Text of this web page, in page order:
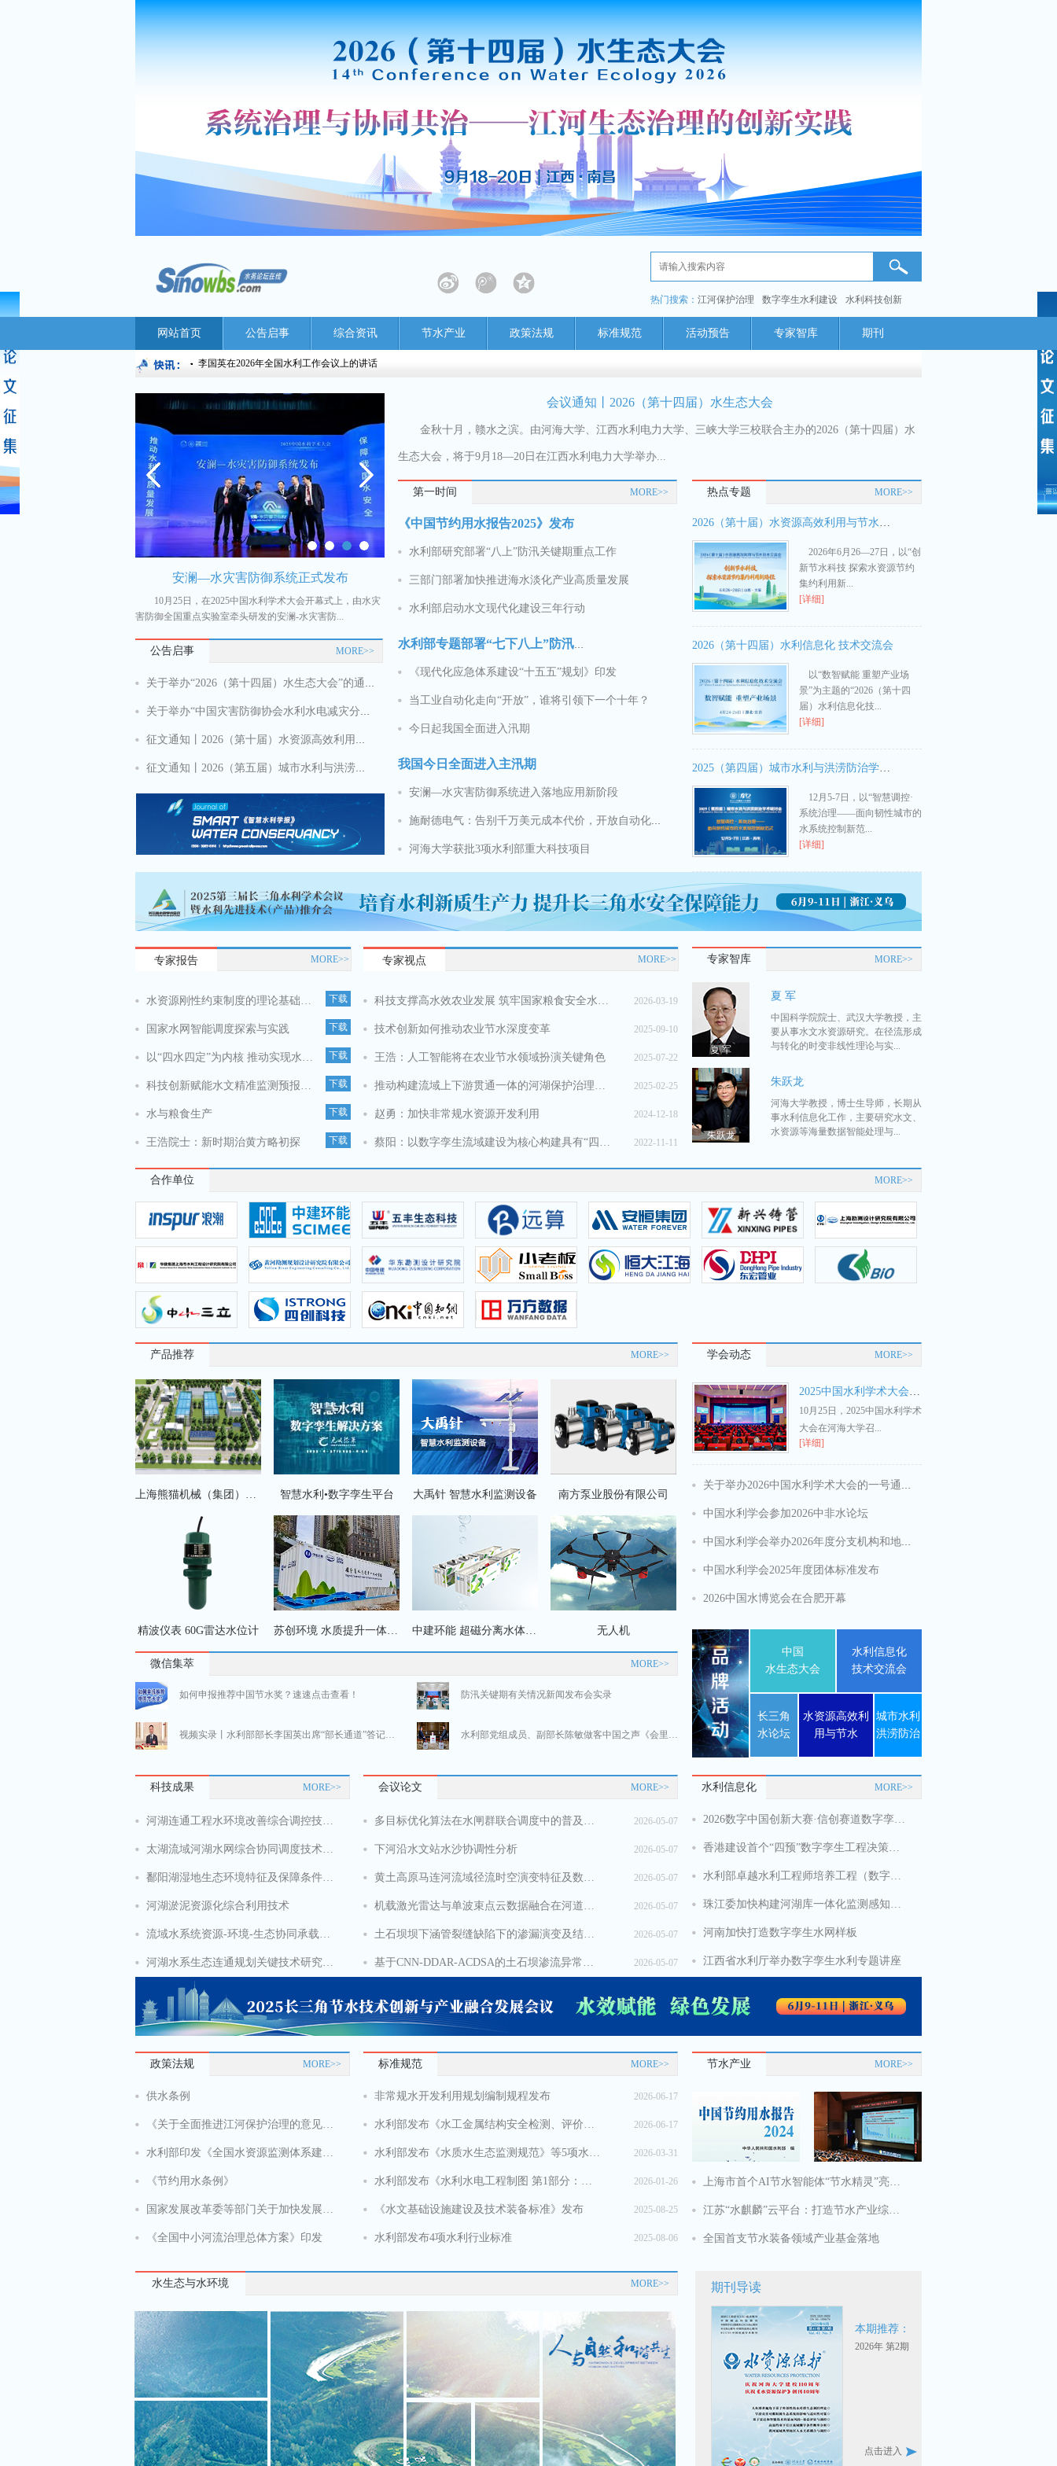
热门搜索： 江河保护治理 数字孪生水利建设 水利科技创新
网站首页 公告启事 综合资讯 节水产业 政策法规 标准规范 活动预告 专家智库 期刊
李国英在2026年全国水利工作会议上的讲话
安澜—水灾害防御系统正式发布
10月25日，在2025中国水利学术大会开幕式上，由水灾
害防御全国重点实验室牵头研发的安澜-水灾害防...
2025中国水利学术大会在河海大学召开
10月25日，2025中国水利学术大会在江苏南京召开。水
利部副部长刘冬顺出席开幕式并讲话，江苏省人民...
2026年全国水利工作会议
本站讯 1月5日至6日上午，全国水利工作会议在北京召
公告启事 MORE>>
关于举办“2026（第十四届）水生态大会”的通知
关于举办“中国灾害防御协会水利水电减灾分会成立大会暨水利水电灾害防御技术交流会”的通知
征文通知丨2026（第十届）水资源高效利用与节水技术交流会
征文通知丨2026（第五届）城市水利与洪涝防治学术交流会
会议通知丨2026（第十四届）水生态大会
金秋十月，赣水之滨。由河海大学、江西水利电力大学、三峡大学三校联合主办的2026（第十四届）水
生态大会，将于9月18—20日在江西水利电力大学举办...
第一时间 MORE>>
《中国节约用水报告2025》发布
水利部研究部署“八上”防汛关键期重点工作
三部门部署加快推进海水淡化产业高质量发展
水利部启动水文现代化建设三年行动
水利部专题部署“七下八上”防汛关键期 水旱灾害防御工作
《现代化应急体系建设“十五五”规划》印发
当工业自动化走向“开放”，谁将引领下一个十年？
今日起我国全面进入汛期
我国今日全面进入主汛期
安澜—水灾害防御系统进入落地应用新阶段
施耐德电气：告别千万美元成本代价，开放自动化解锁企业降本增效新路径
河海大学获批3项水利部重大科技项目
热点专题 MORE>>
2026（第十届）水资源高效利用与节水技术交流会
2026年6月26—27日，以“创
新节水科技 探索水资源节约
集约利用新...
[详细]
2026（第十四届）水利信息化 技术交流会
以“数智赋能 重塑产业场
景”为主题的“2026（第十四
届）水利信息化技...
[详细]
2025（第四届）城市水利与洪涝防治学术研讨会
12月5-7日，以“智慧调控·
系统治理——面向韧性城市的
水系统控制新范...
[详细]
专家报告
水资源刚性约束制度的理论基础与实践需求 下载
国家水网智能调度探索与实践 下载
以“四水四定”为内核 推动实现水安全导向型发展 下载
科技创新赋能水文精准监测预报的实践与思考 下载
水与粮食生产 下载
王浩院士：新时期治黄方略初探 下载
MORE>> 专家视点
科技支撑高水效农业发展 筑牢国家粮食安全水根基——访中国工程院院士康绍忠 2026-03-19
技术创新如何推动农业节水深度变革 2025-09-10
王浩：人工智能将在农业节水领域扮演关键角色 2025-07-22
推动构建流域上下游贯通一体的河湖保护治理体系 2025-02-25
赵勇：加快非常规水资源开发利用 2024-12-18
蔡阳：以数字孪生流域建设为核心构建具有“四预”功能智慧水利体系 2022-11-11
MORE>> 专家智库 MORE>>
夏 军
夏 军
中国科学院院士、武汉大学教授，主
要从事水文水资源研究。在径流形成
与转化的时变非线性理论与实...
朱跃龙
朱跃龙
河海大学教授，博士生导师，长期从
事水利信息化工作，主要研究水文、
水资源等海量数据智能处理与...
合作单位 MORE>>
产品推荐 MORE>>
上海熊猫机械（集团）有限公司 智慧水利•数字孪生平台 大禹针 智慧水利监测设备 南方泵业股份有限公司
精波仪表 60G雷达水位计 苏创环境 水质提升一体化装备 中建环能 超磁分离水体净化设备 无人机
微信集萃 MORE>>
看！政府工作报告中的水利看点 未来怎么干？看懂二十大报告中的这些关键词
如何申报推荐中国节水奖？速速点击查看！ 防汛关键期有关情况新闻发布会实录
视频实录丨水利部部长李国英出席“部长通道”答记者问 水利部党组成员、副部长陈敏做客中国之声《会里会外》：“数字科技+水利设施”如何守护江河安澜？
实录 | 国新办举行“中国经济高质量发展成效”系列新闻发布会介绍“推动水利高质量发展、保障我国水安全”有关情况 2024年“世界水日”“中国水周”活动安排
看！政府工作报告中的水利看点 未来怎么干？看懂二十大报告中的这些关键词
如何申报推荐中国节水奖？速速点击查看！ 防汛关键期有关情况新闻发布会实录
学会动态 MORE>>
2025中国水利学术大会在河海大学召开
10月25日，2025中国水利学术
大会在河海大学召...
[详细]
关于举办2026中国水利学术大会的一号通知
中国水利学会参加2026中非水论坛
中国水利学会举办2026年度分支机构和地方水利学会负责人研修班
中国水利学会2025年度团体标准发布
2026中国水博览会在合肥开幕
中国
水生态大会
水利信息化
技术交流会
长三角
水论坛
水资源高效利
用与节水
城市水利
洪涝防治
科技成果 MORE>>
河湖连通工程水环境改善综合调控技术研究
太湖流域河湖水网综合协同调度技术体系与应用
鄱阳湖湿地生态环境特征及保障条件研究
河湖淤泥资源化综合利用技术
流域水系统资源-环境-生态协同承载力测度方法与提升技术
河湖水系生态连通规划关键技术研究与示范
会议论文 MORE>>
多目标优化算法在水闸群联合调度中的普及应用 2026-05-07
下河沿水文站水沙协调性分析 2026-05-07
黄土高原马连河流域径流时空演变特征及数字化研究展望 2026-05-07
机载激光雷达与单波束点云数据融合在河道要素识别中的应用 2026-05-07
土石坝坝下涵管裂缝缺陷下的渗漏演变及结构受力特征研究 2026-05-07
基于CNN-DDAR-ACDSA的土石坝渗流异常自适应识别模型 2026-05-07
水利信息化 MORE>>
2026数字中国创新大赛·信创赛道数字孪生水利体系建设赛获奖名单公布
香港建设首个“四预”数字孪生工程决策系统
水利部卓越水利工程师培养工程（数字孪生水利班）在京结业
珠江委加快构建河湖库一体化监测感知体系
河南加快打造数字孪生水网样板
江西省水利厅举办数字孪生水利专题讲座
政策法规 MORE>>
供水条例
《关于全面推进江河保护治理的意见》印发
水利部印发《全国水资源监测体系建设总体工作方案（2024—2027年）》
《节约用水条例》
国家发展改革委等部门关于加快发展节水产业的指导意见
《全国中小河流治理总体方案》印发
标准规范 MORE>>
非常规水开发利用规划编制规程发布 2026-06-17
水利部发布《水工金属结构安全检测、评价与报废技术规范》等6项水利行业标准 2026-06-17
水利部发布《水质水生态监测规范》等5项水利行业标准 2026-03-31
水利部发布《水利水电工程制图 第1部分：基础制图》等10项水利行业标准 2026-01-26
《水文基础设施建设及技术装备标准》发布 2025-08-25
水利部发布4项水利行业标准 2025-08-06
节水产业 MORE>>
上海市首个AI节水智能体“节水精灵”亮相2026世界人工智能大会
江苏“水麒麟”云平台：打造节水产业综合性服务枢纽
全国首支节水装备领域产业基金落地
水生态与水环境 MORE>> 期刊导读
本期推荐：
2026年 第2期
点击进入